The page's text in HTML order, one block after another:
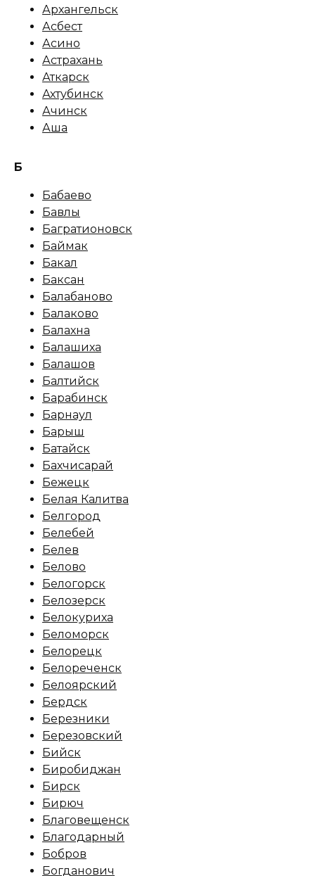
Архангельск
Асбест
Асино
Астрахань
Аткарск
Ахтубинск
Ачинск
Аша
Б
Бабаево
Бавлы
Багратионовск
Баймак
Бакал
Баксан
Балабаново
Балаково
Балахна
Балашиха
Балашов
Балтийск
Барабинск
Барнаул
Барыш
Батайск
Бахчисарай
Бежецк
Белая Калитва
Белгород
Белебей
Белев
Белово
Белогорск
Белозерск
Белокуриха
Беломорск
Белорецк
Белореченск
Белоярский
Бердск
Березники
Березовский
Бийск
Биробиджан
Бирск
Бирюч
Благовещенск
Благодарный
Бобров
Богданович